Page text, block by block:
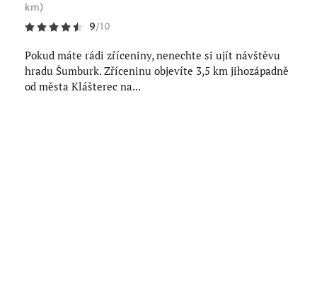
km)
9/10
Pokud máte rádi zříceniny, nenechte si ujít návštěvu
hradu Šumburk. Zříceninu objevíte 3,5 km jihozápadně
od města Klášterec na...